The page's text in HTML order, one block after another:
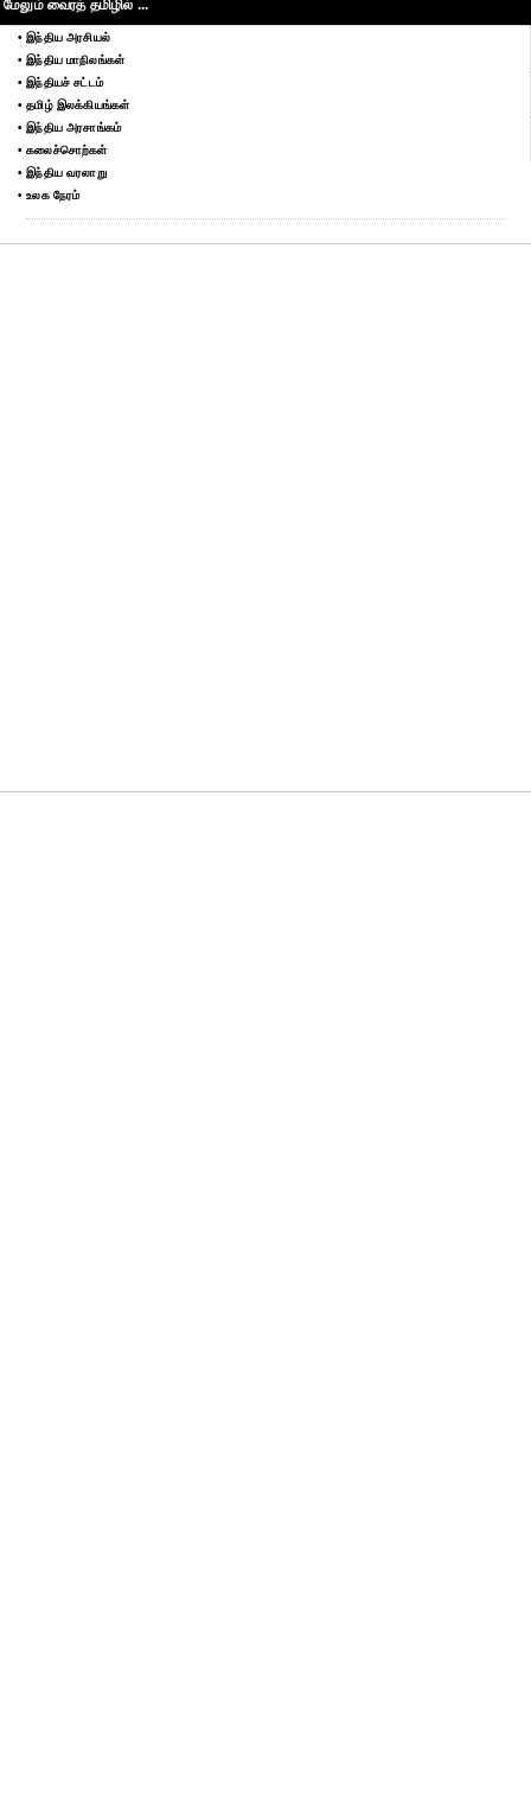
மேலும் வைரத் தமிழில் ...
• இந்திய அரசியல்
• இந்திய மாநிலங்கள்
• இந்தியச் சட்டம்
• தமிழ் இலக்கியங்கள்
• இந்திய அரசாங்கம்
• கலைச்சொற்கள்
• இந்திய வரலாறு
• உலக நேரம்